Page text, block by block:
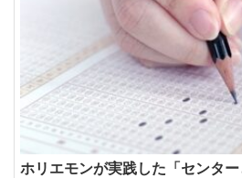
ホリエモンが実践した「センタ